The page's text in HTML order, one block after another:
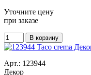
Уточните цену
при заказе
Арт.: 123944
Декор